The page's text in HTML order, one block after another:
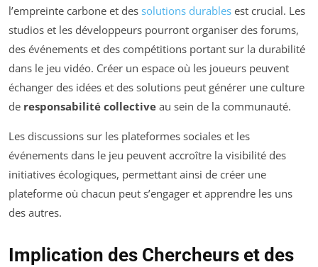
l’empreinte carbone et des solutions durables est crucial. Les
studios et les développeurs pourront organiser des forums,
des événements et des compétitions portant sur la durabilité
dans le jeu vidéo. Créer un espace où les joueurs peuvent
échanger des idées et des solutions peut générer une culture
de responsabilité collective au sein de la communauté.
Les discussions sur les plateformes sociales et les
événements dans le jeu peuvent accroître la visibilité des
initiatives écologiques, permettant ainsi de créer une
plateforme où chacun peut s’engager et apprendre les uns
des autres.
Implication des Chercheurs et des